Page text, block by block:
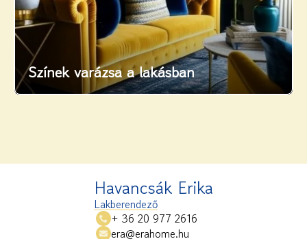
Színek varázsa a lakásban
Havancsák Erika
Lakberendező
+ 36 20 977 2616
era@erahome.hu